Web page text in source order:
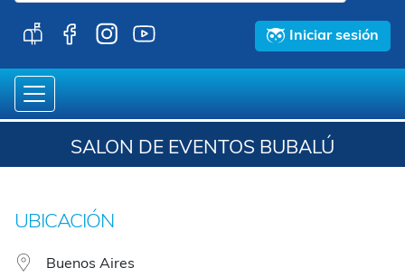
Iniciar sesión
SALON DE EVENTOS BUBALÚ
UBICACIÓN
Buenos Aires